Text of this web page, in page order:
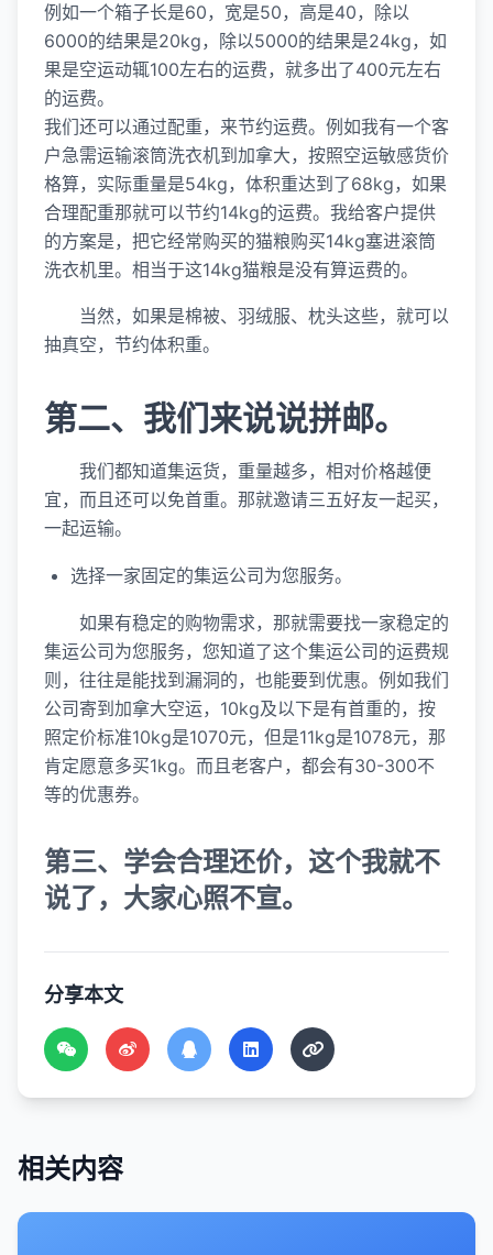
例如一个箱子长是60，宽是50，高是40，除以
6000的结果是20kg，除以5000的结果是24kg，如
果是空运动辄100左右的运费，就多出了400元左右
的运费。
我们还可以通过配重，来节约运费。例如我有一个客
户急需运输滚筒洗衣机到加拿大，按照空运敏感货价
格算，实际重量是54kg，体积重达到了68kg，如果
合理配重那就可以节约14kg的运费。我给客户提供
的方案是，把它经常购买的猫粮购买14kg塞进滚筒
洗衣机里。相当于这14kg猫粮是没有算运费的。
当然，如果是棉被、羽绒服、枕头这些，就可以
抽真空，节约体积重。
第二、我们来说说拼邮。
我们都知道集运货，重量越多，相对价格越便
宜，而且还可以免首重。那就邀请三五好友一起买，
一起运输。
选择一家固定的集运公司为您服务。
如果有稳定的购物需求，那就需要找一家稳定的
集运公司为您服务，您知道了这个集运公司的运费规
则，往往是能找到漏洞的，也能要到优惠。例如我们
公司寄到加拿大空运，10kg及以下是有首重的，按
照定价标准10kg是1070元，但是11kg是1078元，那
肯定愿意多买1kg。而且老客户，都会有30-300不
等的优惠券。
第三、学会合理还价，这个我就不
说了，大家心照不宣。
分享本文
相关内容